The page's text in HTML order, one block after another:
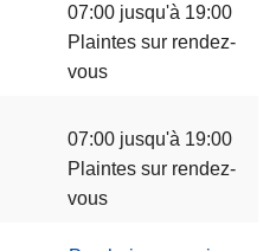
07:00 jusqu'à 19:00
Plaintes sur rendez-
vous
07:00 jusqu'à 19:00
Plaintes sur rendez-
vous